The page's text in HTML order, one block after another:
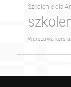
Szkolenie dla
Warszawa kurs